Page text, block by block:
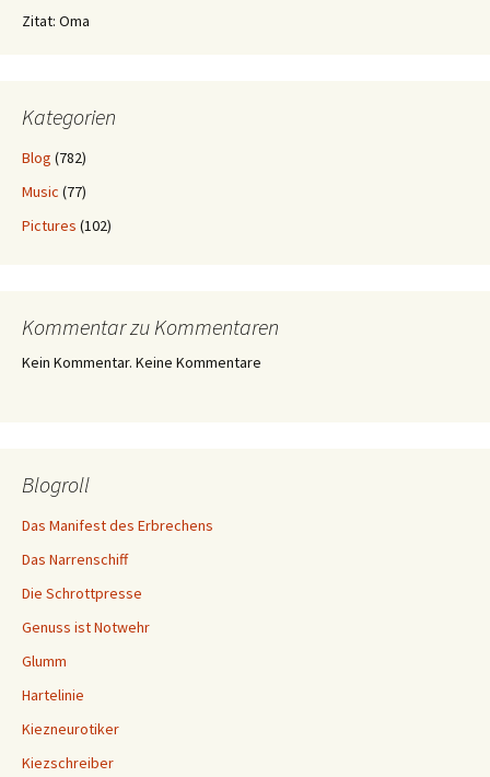
Zitat: Oma
Kategorien
Blog (782)
Music (77)
Pictures (102)
Kommentar zu Kommentaren
Kein Kommentar. Keine Kommentare
Blogroll
Das Manifest des Erbrechens
Das Narrenschiff
Die Schrottpresse
Genuss ist Notwehr
Glumm
Hartelinie
Kiezneurotiker
Kiezschreiber